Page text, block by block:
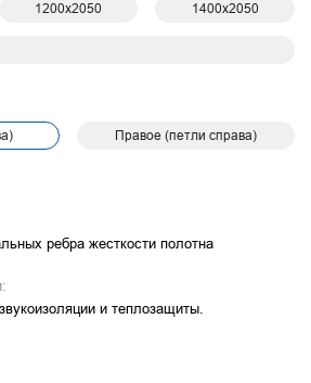
1200х2050 1400х2050
Правое (петли справа)
ребра жесткости полотна
и теплозащиты.